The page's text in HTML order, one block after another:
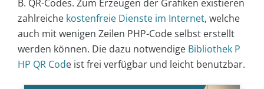
B. QR-Codes. Zum Erzeugen der Grafiken existieren
zahlreiche kostenfreie Dienste im Internet, welche
auch mit wenigen Zeilen PHP-Code selbst erstellt
werden können. Die dazu notwendige Bibliothek P
HP QR Code ist frei verfügbar und leicht benutzbar.